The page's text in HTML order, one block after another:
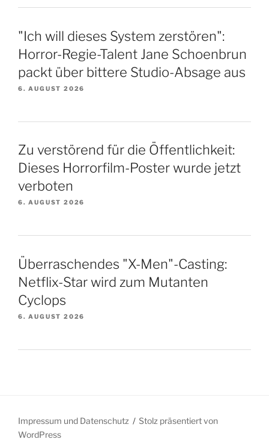
"Ich will dieses System zerstören":
Horror-Regie-Talent Jane Schoenbrun
packt über bittere Studio-Absage aus
6. AUGUST 2026
Zu verstörend für die Öffentlichkeit:
Dieses Horrorfilm-Poster wurde jetzt
verboten
6. AUGUST 2026
Überraschendes "X-Men"-Casting:
Netflix-Star wird zum Mutanten
Cyclops
6. AUGUST 2026
Impressum und Datenschutz
Stolz präsentiert von
WordPress